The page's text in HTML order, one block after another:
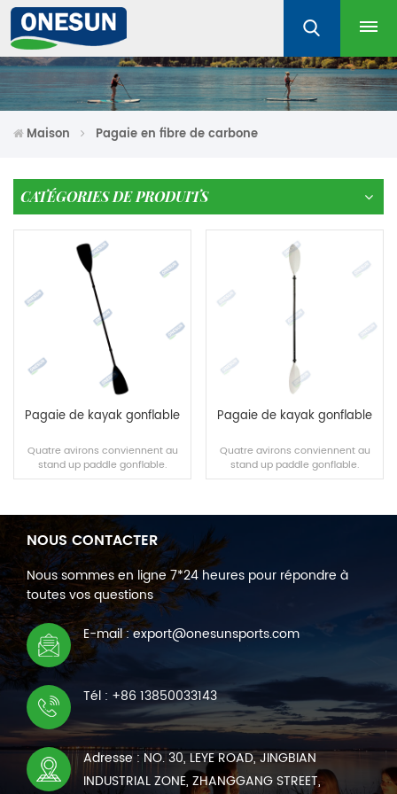
Maison Pagaie en fibre de carbone
CATÉGORIES DE PRODUITS
Pagaie de kayak gonflable
Quatre avirons conviennent au
stand up paddle gonflable.
LIRE LA SUITE
Pagaie de kayak gonflable
Quatre avirons conviennent au
stand up paddle gonflable.
NOUS CONTACTER
Nous sommes en ligne 7*24 heures pour répondre à
toutes vos questions
E-mail : export@onesunsports.com
Tél : +86 13850033143
Adresse : NO. 30, LEYE ROAD, JINGBIAN
INDUSTRIAL ZONE, ZHANGGANG STREET,